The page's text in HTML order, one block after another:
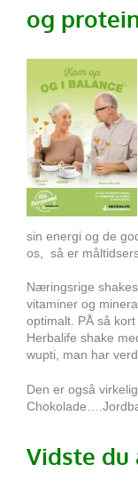
og
sin energi og de
os, så er
Næringsrige
vitaminer og
optimalt. PÅ så kort
Herbalife shake
wupti, man har
Den er også
Vidste